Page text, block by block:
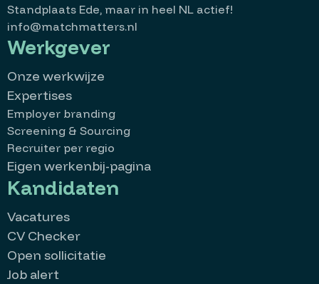
Standplaats Ede, maar in heel NL actief!
info@matchmatters.nl
Werkgever
Onze werkwijze
Expertises
Employer branding
Screening & Sourcing
Recruiter per regio
Eigen werkenbij-pagina
Kandidaten
Vacatures
CV Checker
Open sollicitatie
Job alert